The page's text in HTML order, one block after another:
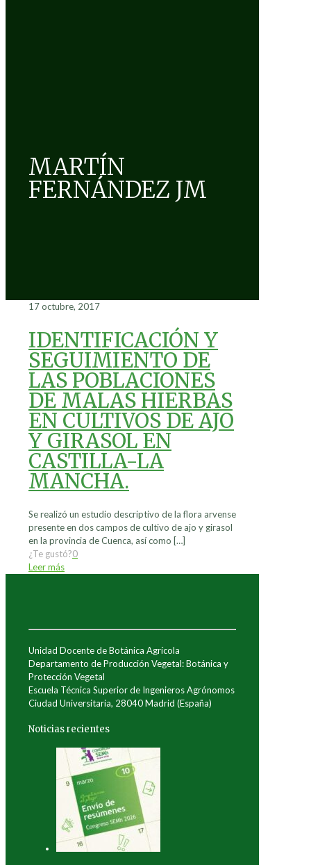
MARTÍN
FERNÁNDEZ JM
17 octubre, 2017
IDENTIFICACIÓN Y
SEGUIMIENTO DE
LAS POBLACIONES
DE MALAS HIERBAS
EN CULTIVOS DE AJO
Y GIRASOL EN
CASTILLA-LA
MANCHA.
Se realizó un estudio descriptivo de la flora arvense
presente en dos campos de cultivo de ajo y girasol
en la provincia de Cuenca, así como […]
¿Te gustó?0
Leer más
Unidad Docente de Botánica Agrícola
Departamento de Producción Vegetal: Botánica y
Protección Vegetal
Escuela Técnica Superior de Ingenieros Agrónomos
Ciudad Universitaria, 28040 Madrid (España)
Noticias recientes